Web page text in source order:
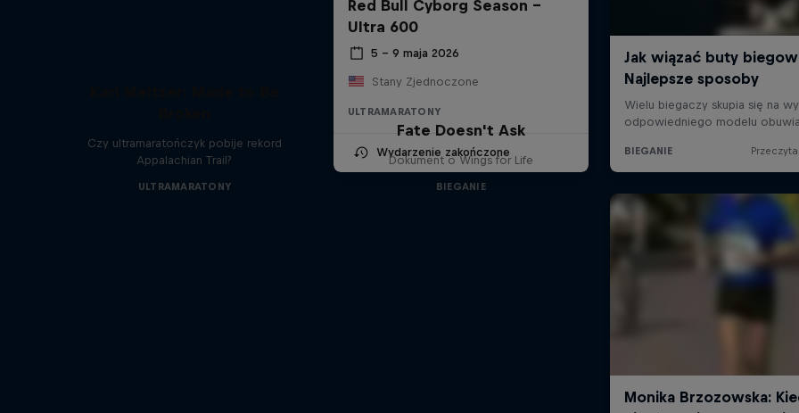
Red Bull Cyborg Season -
Ultra 600
5 – 9 maja 2026
Stany Zjednoczone
ULTRAMARATONY
Wydarzenie zakończone
Czy ultramaratończyk pobije rekord
Appalachian Trail?
ULTRAMARATONY
Fate Doesn't Ask
Dokument o Wings for Life
BIEGANIE